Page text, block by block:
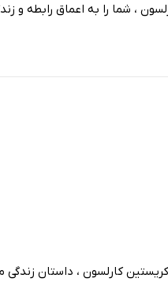
، شما را به اعماق رابطه و
کارلسون ، داستان زندگی